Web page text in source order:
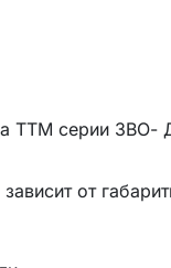
ТТМ серии ЗВО-
от